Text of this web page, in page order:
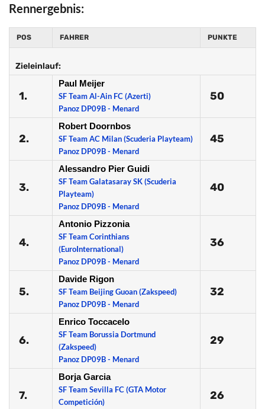
Rennergebnis:
POS FAHRER PUNKTE
Zieleinlauf:
1.
Paul Meijer
SF Team Al-Ain FC (Azerti)
Panoz DP09B - Menard
50
2.
Robert Doornbos
SF Team AC Milan (Scuderia Playteam)
Panoz DP09B - Menard
45
3.
Alessandro Pier Guidi
SF Team Galatasaray SK (Scuderia
Playteam)
Panoz DP09B - Menard
40
4.
Antonio Pizzonia
SF Team Corinthians
(EuroInternational)
Panoz DP09B - Menard
36
5.
Davide Rigon
SF Team Beijing Guoan (Zakspeed)
Panoz DP09B - Menard
32
6.
Enrico Toccacelo
SF Team Borussia Dortmund
(Zakspeed)
Panoz DP09B - Menard
29
7.
Borja Garcia
SF Team Sevilla FC (GTA Motor
Competición)
26